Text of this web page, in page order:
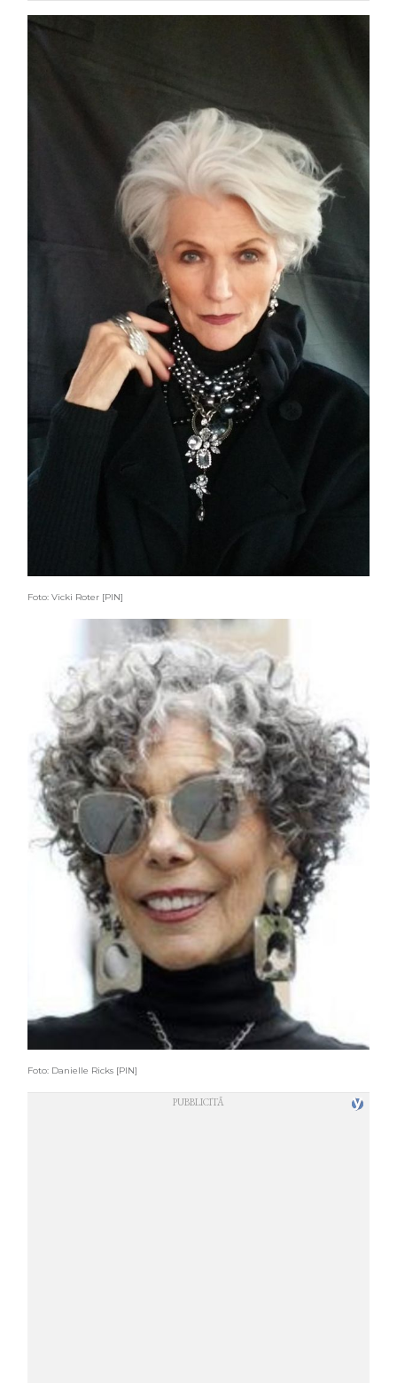
Foto: Vicki Roter [PIN]
Foto: Danielle Ricks [PIN]